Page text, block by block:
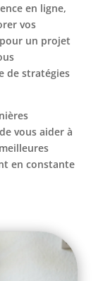
en ligne,
vos
un projet
de stratégies
vous aider à
en constante